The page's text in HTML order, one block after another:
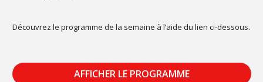
Découvrez le programme de la semaine à l’aide du lien ci-dessous.
AFFICHER LE PROGRAMME